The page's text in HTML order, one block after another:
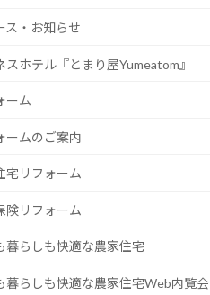
ス・お知らせ
スホテル『とまり屋Yumeatom』
ーム
ームのご案内
宅リフォーム
険リフォーム
暮らしも快適な農家住宅
暮らしも快適な農家住宅Web内覧会